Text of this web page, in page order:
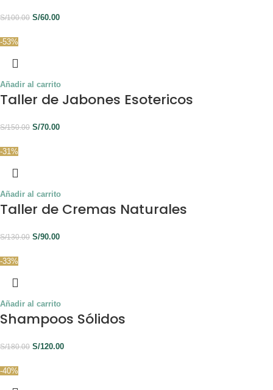
S/100.00 S/60.00
-53%
Añadir al carrito
Taller de Jabones Esotericos
S/150.00 S/70.00
-31%
Añadir al carrito
Taller de Cremas Naturales
S/130.00 S/90.00
-33%
Añadir al carrito
Shampoos Sólidos
S/180.00 S/120.00
-40%